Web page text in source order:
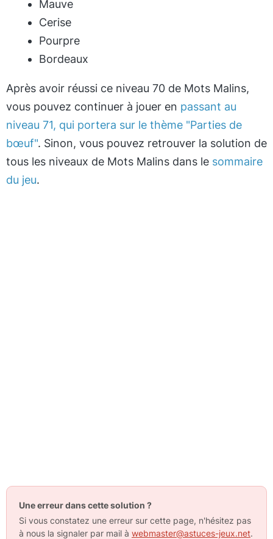
Mauve
Cerise
Pourpre
Bordeaux
Après avoir réussi ce niveau 70 de Mots Malins,
vous pouvez continuer à jouer en passant au
niveau 71, qui portera sur le thème "Parties de
bœuf". Sinon, vous pouvez retrouver la solution de
tous les niveaux de Mots Malins dans le sommaire
du jeu.
Une erreur dans cette solution ?
Si vous constatez une erreur sur cette page, n'hésitez pas
à nous la signaler par mail à webmaster@astuces-jeux.net.